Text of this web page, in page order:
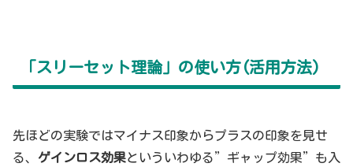
「スリーセット理論」の使い方(活用方法)
先ほどの実験ではマイナス印象からプラスの印象を見せ
る、 ゲインロス効果といういわゆる”ギャップ効果”も入